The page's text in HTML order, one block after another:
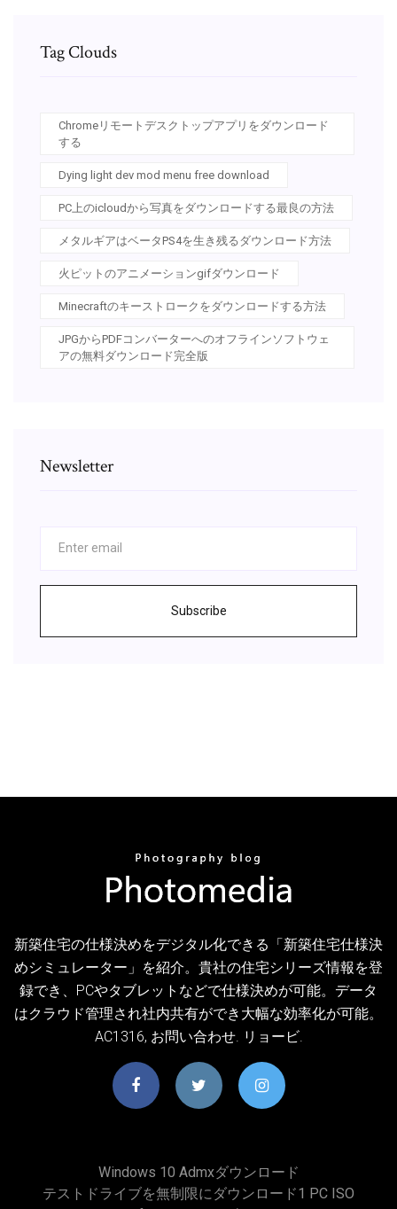
Tag Clouds
Chromeリモートデスクトップアプリをダウンロード
する
Dying light dev mod menu free download
PC上のicloudから写真をダウンロードする最良の方法
メタルギアはベータPS4を生き残るダウンロード方法
火ピットのアニメーションgifダウンロード
Minecraftのキーストロークをダウンロードする方法
JPGからPDFコンバーターへのオフラインソフトウェ
アの無料ダウンロード完全版
Newsletter
Subscribe
新築住宅の仕様決めをデジタル化できる「新築住宅仕様決
めシミュレーター」を紹介。貴社の住宅シリーズ情報を登
録でき、PCやタブレットなどで仕様決めが可能。データ
はクラウド管理され社内共有ができ大幅な効率化が可能。
AC1316, お問い合わせ. リョービ.
Windows 10 Admxダウンロード
テストドライブを無制限にダウンロード1 PC ISO